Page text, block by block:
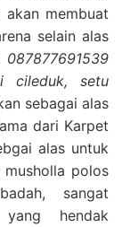
membuat
selain alas
087877691539
cileduk, setu
sebagai alas
dari Karpet
alas untuk
polos
sangat
hendak